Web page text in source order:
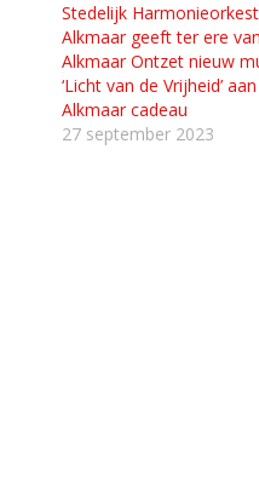
Stedelijk
Alkmaar geeft ter ere
Alkmaar Ontzet nieuw
‘Licht van de Vrijheid’
Alkmaar cadeau
27 september 2023